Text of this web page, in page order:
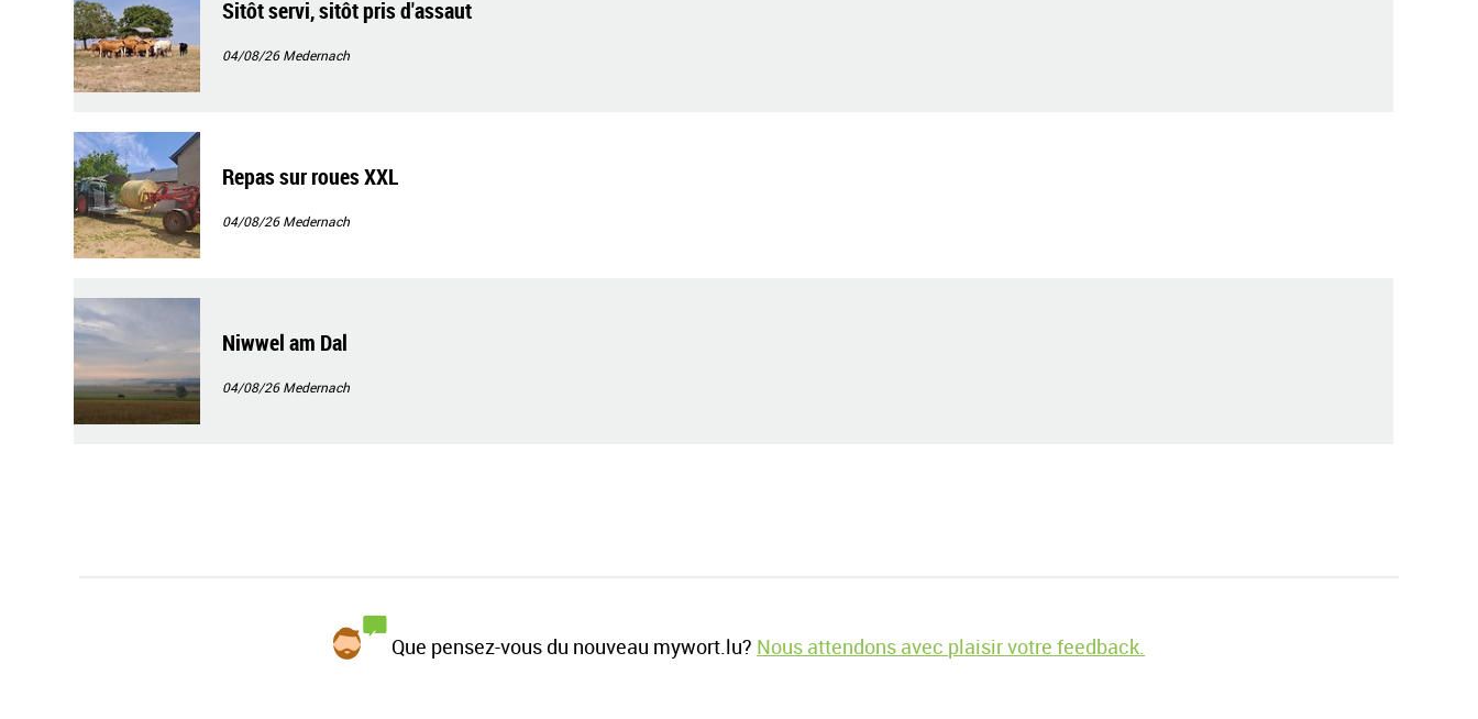
Sitôt servi, sitôt pris d'assaut
04/08/26Medernach
Repas sur roues XXL
04/08/26Medernach
Niwwel am Dal
04/08/26Medernach
Que pensez-vous du nouveau mywort.lu? Nous attendons avec plaisir votre feedback.